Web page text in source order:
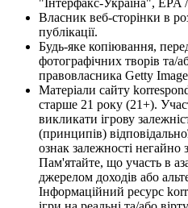
Власник веб-сторінки в
публікації.
Будь-яке копіювання,
фотографічних творів та/
правовласника Getty
Матеріали сайту
старше 21 року (21+).
викликати ігрову
(принципів)
ознак залежності негайно
Пам'ятайте, що участь в
джерелом доходів або
Інформаційний ресурс